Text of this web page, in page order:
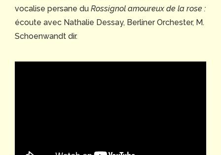
vocalise persane du Rossignol amoureux de la rose :
écoute avec Nathalie Dessay, Berliner Orchester, M.
Schoenwandt dir.